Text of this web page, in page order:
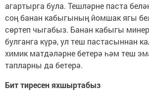
агартырга була. Тешләрне паста
соң банан кабыгының йомшак ягы
сөртеп чыгабыз. Банан кабыгы
булганга күрә, ул теш пастасыннан
химик матдәләрне бетерә һәм теш
тапларны да бетерә.
Бит тиресен яхшыртабыз